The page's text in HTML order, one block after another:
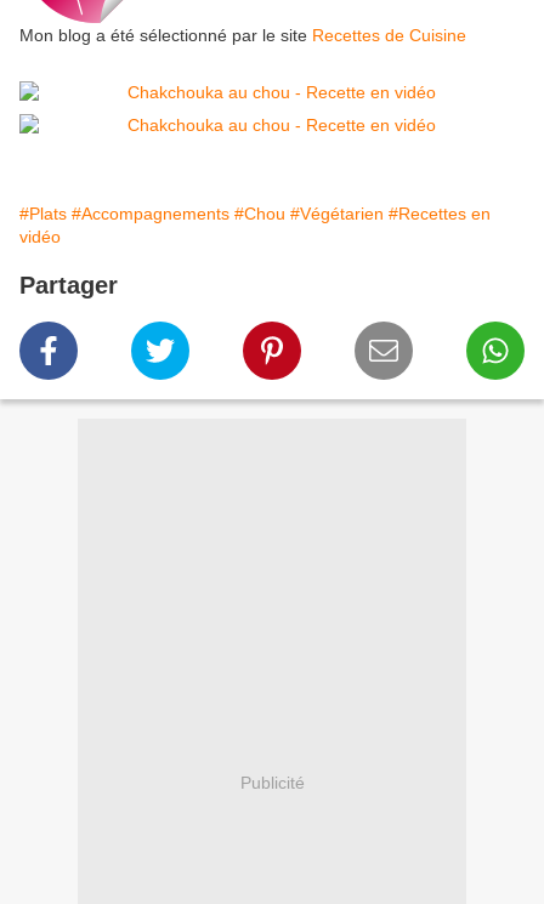
Mon blog a été sélectionné par le site Recettes de Cuisine
#Plats #Accompagnements #Chou #Végétarien #Recettes en
vidéo
Partager
Publicité